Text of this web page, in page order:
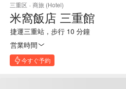
三重区 · 商旅 (Hotel)
米窩飯店 三重館
捷運三重站，步行 10 分鐘
営業時間
今すぐ予約